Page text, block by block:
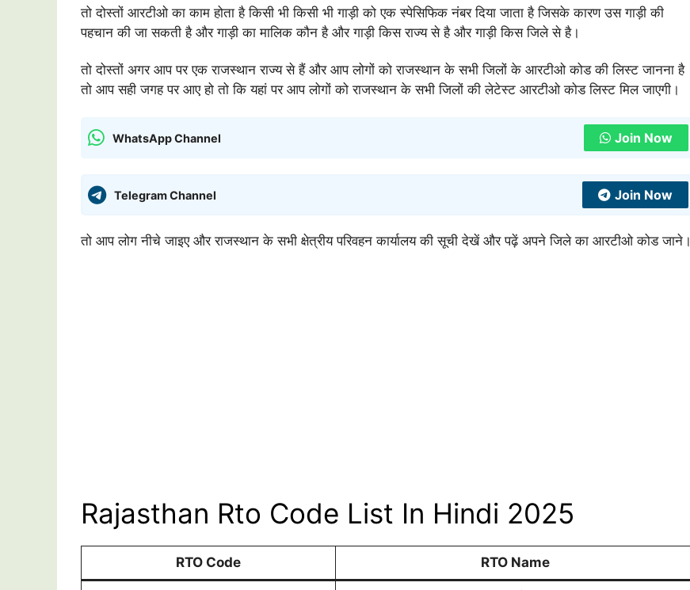
तो दोस्तों आरटीओ का काम होता है किसी भी किसी भी गाड़ी को एक स्पेसिफिक नंबर दिया जाता है जिसके कारण उस गाड़ी की
पहचान की जा सकती है और गाड़ी का मालिक कौन है और गाड़ी किस राज्य से है और गाड़ी किस जिले से है।
तो दोस्तों अगर आप पर एक राजस्थान राज्य से हैं और आप लोगों को राजस्थान के सभी जिलों के आरटीओ कोड की लिस्ट जानना है
तो आप सही जगह पर आए हो तो कि यहां पर आप लोगों को राजस्थान के सभी जिलों की लेटेस्ट आरटीओ कोड लिस्ट मिल जाएगी।
WhatsApp Channel Join Now
Telegram Channel Join Now
तो आप लोग नीचे जाइए और राजस्थान के सभी क्षेत्रीय परिवहन कार्यालय की सूची देखें और पढ़ें अपने जिले का आरटीओ कोड जाने।
Rajasthan Rto Code List In Hindi 2025
RTO Code RTO Name